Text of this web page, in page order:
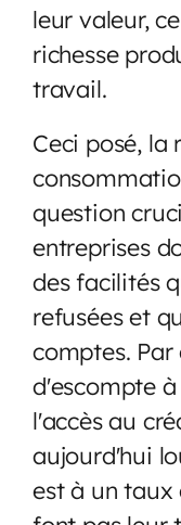
leur valeur,
richesse
travail.
Ceci posé, la
question
entreprises
des facilités
refusées et
comptes.
d'escompte à
l'accès au
aujourd'hui
est à un taux